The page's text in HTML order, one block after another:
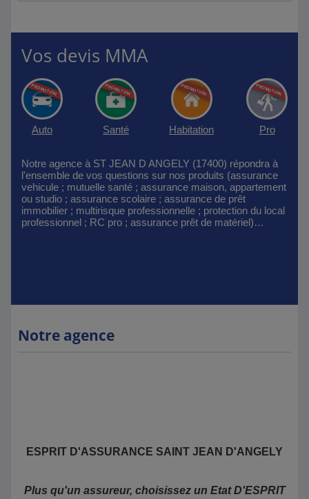
Vos devis MMA
Auto Santé Habitation Pro
Notre agence à ST JEAN D ANGELY (17400) répondra à
l'ensemble de vos questions sur nos produits (assurance
vehicule ; mutuelle santé ; assurance maison, appartement
ou studio ; assurance scolaire ; assurance de prêt
immobilier ; multirisque professionnelle ; protection du local
professionnel ; RC pro ; assurance prêt de matériel)…
Notre agence
ESPRIT D'ASSURANCE SAINT JEAN D'ANGELY
Plus qu'un assureur, choisissez un Etat D'ESPRIT